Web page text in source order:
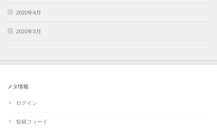
2020年4月
2020年3月
メタ情報
ログイン
投稿フィード